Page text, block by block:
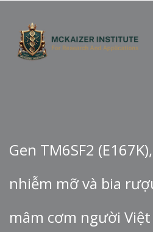
Gen TM6SF2
nhiễm mỡ và bia
mâm cơm người Việt